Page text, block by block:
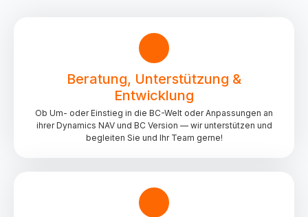
Beratung, Unterstützung &
Entwicklung
Ob Um- oder Einstieg in die BC-Welt oder Anpassungen an
ihrer Dynamics NAV und BC Version — wir unterstützen und
begleiten Sie und Ihr Team gerne!